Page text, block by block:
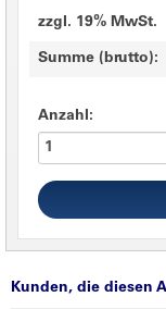
zzgl. 19% MwSt.
Summe (brutto):
Anzahl:
Kunden, die diesen